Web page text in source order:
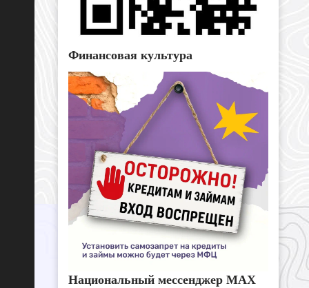
Финансовая культура
Национальный мессенджер MAX